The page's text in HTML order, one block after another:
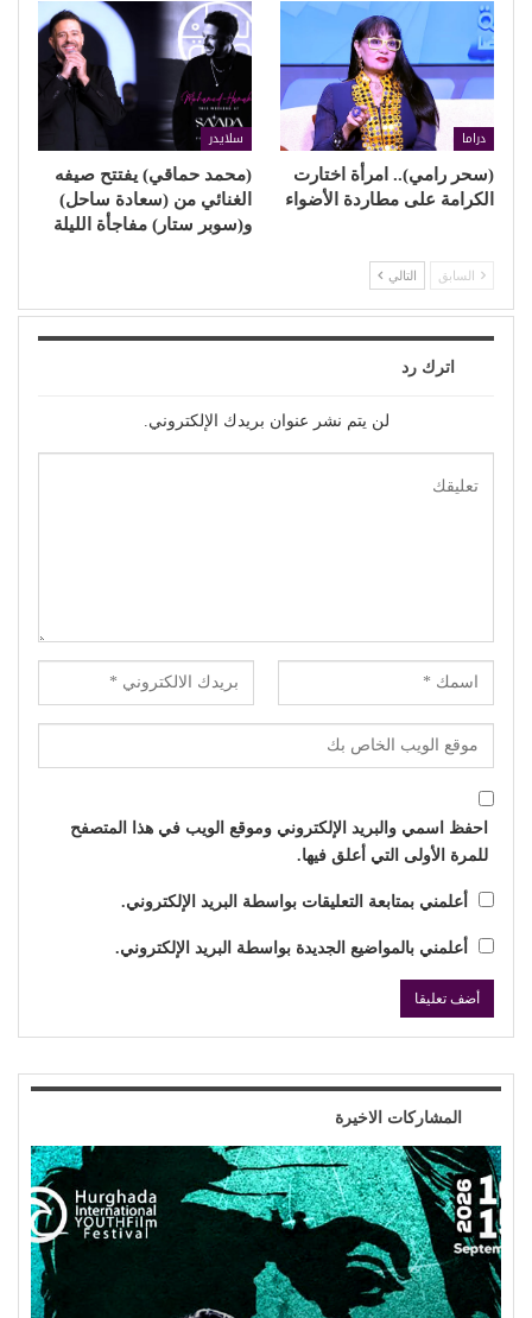
دراما
(سحر رامي).. امرأة اختارت
الكرامة على مطاردة الأضواء
سلايدر
(محمد حماقي) يفتتح صيفه
الغنائي من (سعادة ساحل)
و(سوبر ستار) مفاجأة الليلة
السابق التالي
اترك رد
لن يتم نشر عنوان بريدك الإلكتروني.
احفظ اسمي والبريد الإلكتروني وموقع الويب في هذا المتصفح
للمرة الأولى التي أعلق فيها.
أعلمني بمتابعة التعليقات بواسطة البريد الإلكتروني.
أعلمني بالمواضيع الجديدة بواسطة البريد الإلكتروني.
المشاركات الاخيرة